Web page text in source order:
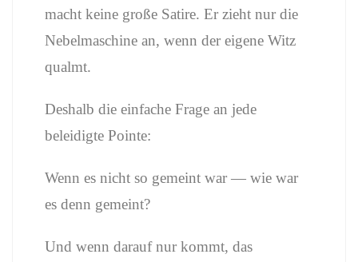
macht keine große Satire. Er zieht nur die
Nebelmaschine an, wenn der eigene Witz
qualmt.
Deshalb die einfache Frage an jede
beleidigte Pointe:
Wenn es nicht so gemeint war — wie war
es denn gemeint?
Und wenn darauf nur kommt, das